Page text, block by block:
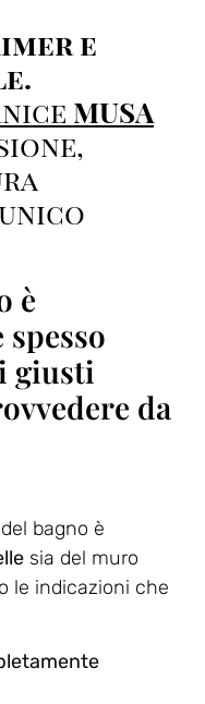
e
MUSA
è
spesso
giusti
da
bagno è
sia del muro
le indicazioni che